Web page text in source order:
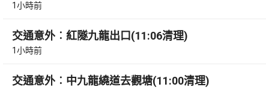
1小時前
交通意外︰紅隧九龍出口(11:06清理)
1小時前
交通意外︰中九龍繞道去觀塘(11:00清理)